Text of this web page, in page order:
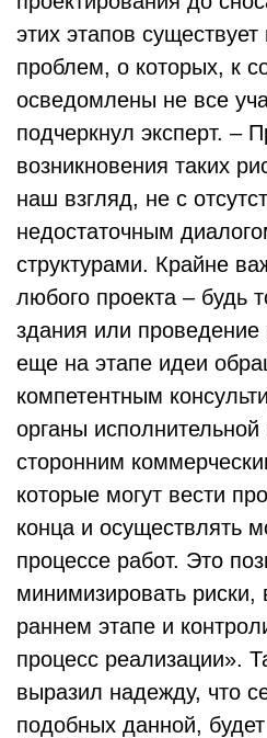
этих этапов
проблем, о которых, к
осведомлены не все
подчеркнул эксперт. –
возникновения таких
наш взгляд, не с
недостаточным
структурами. Крайне
любого проекта – будь
здания или проведение
еще на этапе идеи
компетентным
органы исполнительной
сторонним
которые могут вести
конца и осуществлять
процессе работ. Это
минимизировать риски,
раннем этапе и
процесс реализации».
выразил надежду, что
подобных данной,